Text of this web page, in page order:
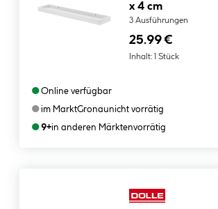
x 4 cm
3 Ausführungen
25.99 €
Inhalt: 1 Stück
●Online verfügbar
●im MarktGronaunicht vorrätig
●9+in anderen Märktenvorrätig